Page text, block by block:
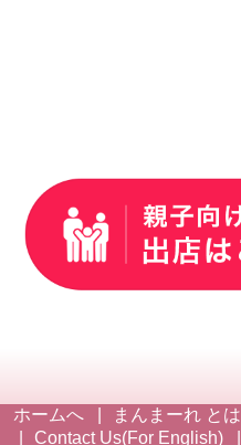
ホームへ まんまーれ とは
Contact Us(For English)